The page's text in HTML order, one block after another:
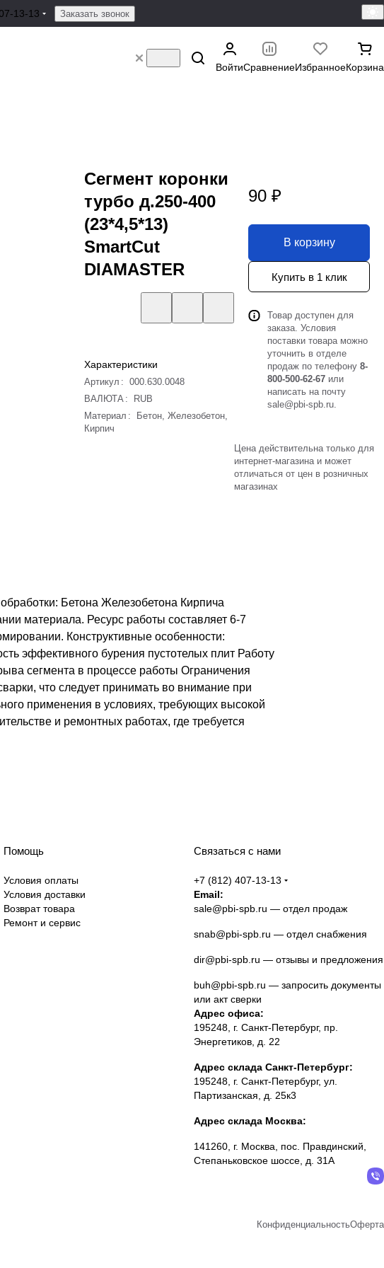
13-13 Заказать звонок
ВойтиСравнениеИзбранноеКорзина
Сегмент коронки
турбо д.250-400
(23*4,5*13)
SmartCut
DIAMASTER
Характеристики
Артикул : 000.630.0048
ВАЛЮТА :
RUB
Материал :
Бетон, Железобетон,
Кирпич
90 ₽
В корзину
Купить в 1 клик
Товар доступен для
заказа. Условия
поставки товара можно
уточнить в отделе
продаж по телефону 8-
800-500-62-67 или
написать на почту
sale@pbi-spb.ru.
Цена действительна только для
интернет-магазина и может
отличаться от цен в розничных
магазинах
Бетона Железобетона Кирпича
материала. Ресурс работы составляет 6-7
Конструктивные особенности:
эффективного бурения пустотелых плит Работу
сегмента в процессе работы Ограничения
что следует принимать во внимание при
применения в условиях, требующих высокой
и ремонтных работах, где требуется
Помощь
Условия оплаты
Условия доставки
Возврат товара
Ремонт и сервис
Связаться с нами
+7 (812) 407-13-13
Email:
sale@pbi-spb.ru — отдел продаж
snab@pbi-spb.ru — отдел снабжения
dir@pbi-spb.ru — отзывы и предложения
buh@pbi-spb.ru — запросить документы
или акт сверки
Адрес офиса:
195248, г. Санкт-Петербург, пр.
Энергетиков, д. 22
Адрес склада Санкт-Петербург:
195248, г. Санкт-Петербург, ул.
Партизанская, д. 25к3
Адрес склада Москва:
141260, г. Москва, пос. Правдинский,
Степаньковское шоссе, д. 31А
КонфиденциальностьОферта